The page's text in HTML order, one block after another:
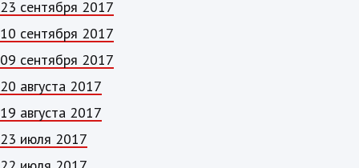
23 сентября 2017
10 сентября 2017
09 сентября 2017
20 августа 2017
19 августа 2017
23 июля 2017